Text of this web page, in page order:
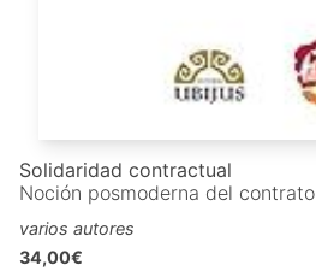
Solidaridad contractual
Noción posmoderna del contrato
varios autores
34,00€